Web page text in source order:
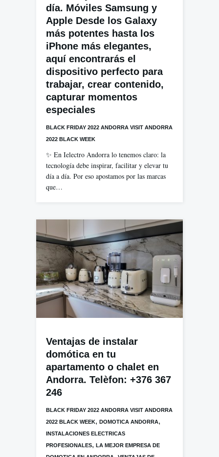
día. Móviles Samsung y
Apple Desde los Galaxy
más potentes hasta los
iPhone más elegantes,
aquí encontrarás el
dispositivo perfecto para
trabajar, crear contenido,
capturar momentos
especiales
BLACK FRIDAY 2022 ANDORRA VISIT ANDORRA
2022 BLACK WEEK
✨ En Ielectro Andorra lo tenemos claro: la
tecnología debe inspirar, facilitar y elevar tu
día a día. Por eso apostamos por las marcas
que…
Ventajas de instalar
domótica en tu
apartamento o chalet en
Andorra. Telèfon: +376 367
246
BLACK FRIDAY 2022 ANDORRA VISIT ANDORRA
2022 BLACK WEEK, DOMOTICA ANDORRA,
INSTALACIONES ELECTRICAS
PROFESIONALES, LA MEJOR EMPRESA DE